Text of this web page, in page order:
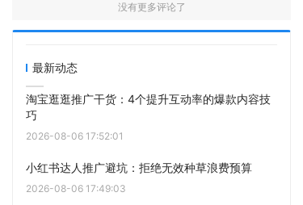
没有更多评论了
最新动态
淘宝逛逛推广干货：4个提升互动率的爆款内容技
巧
2026-08-06 17:52:01
小红书达人推广避坑：拒绝无效种草浪费预算
2026-08-06 17:49:03